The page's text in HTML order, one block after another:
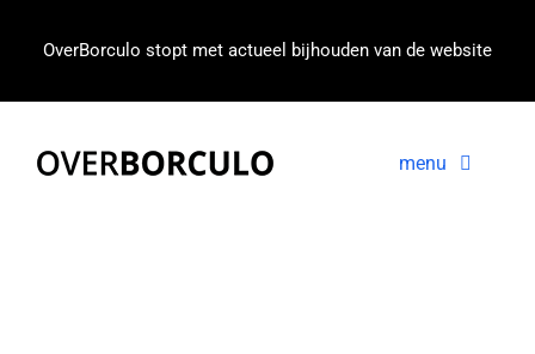
OverBorculo stopt met actueel bijhouden van de website
menu